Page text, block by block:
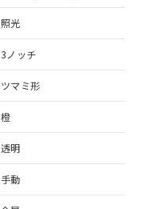
照光
3ノッチ
ツマミ形
橙
透明
手動